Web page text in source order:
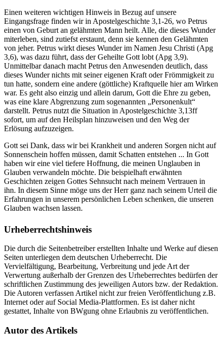
Einen weiteren wichtigen Hinweis in Bezug auf unsere
Eingangsfrage finden wir in Apostelgeschichte 3,1-26, wo Petrus
einen von Geburt an gelähmten Mann heilt. Alle, die dieses Wunder
miterleben, sind zutiefst erstaunt, denn sie kennen den Gelähmten
von jeher. Petrus wirkt dieses Wunder im Namen Jesu Christi (Apg
3,6), was dazu führt, dass der Geheilte Gott lobt (Apg 3,9).
Unmittelbar danach macht Petrus den Anwesenden deutlich, dass
dieses Wunder nichts mit seiner eigenen Kraft oder Frömmigkeit zu
tun hatte, sondern eine andere (göttliche) Kraftquelle hier am Wirken
war. Es geht also einzig und allein darum, Gott die Ehre zu geben,
was eine klare Abgrenzung zum sogenannten „Personenkult“
darstellt. Petrus nutzt die Situation in Apostelgeschichte 3,13ff
sofort, um auf den Heilsplan hinzuweisen und den Weg der
Erlösung aufzuzeigen.
Gott sei Dank, dass wir bei Krankheit und anderen Sorgen nicht auf
Sonnenschein hoffen müssen, damit Schatten entstehen ... In Gott
haben wir eine viel tiefere Hoffnung, die meinen Unglauben in
Glauben verwandeln möchte. Die beispielhaft erwähnten
Geschichten zeigen Gottes Sehnsucht nach meinem Vertrauen in
ihn. In diesem Sinne möge uns der Herr ganz nach seinem Urteil die
Erfahrungen in unserem persönlichen Leben schenken, die unseren
Glauben wachsen lassen.
Urheberrechtshinweis
Die durch die Seitenbetreiber erstellten Inhalte und Werke auf diesen
Seiten unterliegen dem deutschen Urheberrecht. Die
Vervielfältigung, Bearbeitung, Verbreitung und jede Art der
Verwertung außerhalb der Grenzen des Urheberrechtes bedürfen der
schriftlichen Zustimmung des jeweiligen Autors bzw. der Redaktion.
Die Autoren verfassen Artikel nicht zur freien Veröffentlichung z.B.
Internet oder auf Social Media-Plattformen. Es ist daher nicht
gestattet, Inhalte von BWgung ohne Erlaubnis zu veröffentlichen.
Autor des Artikels